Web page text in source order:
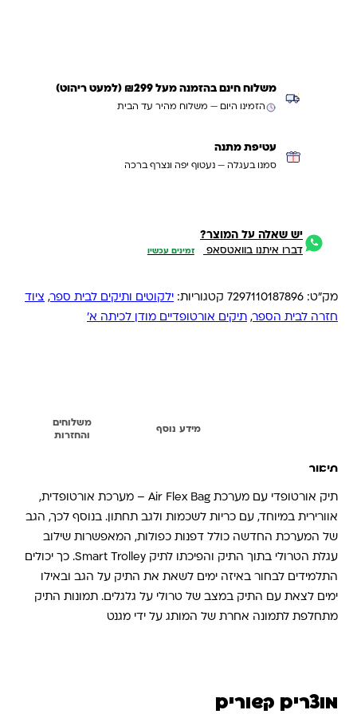
משלוח חינם בהזמנה מעל ₪299 (למעט ריהוט)
הזמינו היום — משלוח מהיר עד הבית
עטיפת מתנה
סמנו בעגלה — נעטוף יפה ונצרף ברכה
יש שאלה על המוצר?
דברו איתנו בוואטסאפ זמינים עכשיו
מק"ט: 7297110187896 קטגוריות: ילקוטים ותיקים לבית ספר, ציוד
חזרה לבית הספר, תיקים אורטופדיים מודן לכיתה א'
מידע נוסף
משלוחים
והחזרות
תיאור
תיק אורטופדי עם מערכת Air Flex Bag – מערכת אורטופדית,
אוורירית במיוחד, עם כריות לשכמות ולגב תחתון. בנוסף לכך, הגב
של המערכת החדשה כולל דפנות כפולות, המאפשרות שילוב
עגלת הטרולי בתוך התיק והפיכתו לתיק Smart Trolley. כך יכולים
התלמידים לבחור באיזה ימים לשאת את התיק על הגב ובאילו
ימים לצאת עם התיק במצב של טרולי על גלגלים. תמונות התיק
מתחלפת לתמונה אחרת של המותג על ידי מגנט
מוצרים קשורים